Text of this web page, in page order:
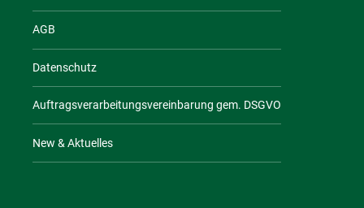
AGB
Datenschutz
Auftragsverarbeitungsvereinbarung gem. DSGVO
New & Aktuelles